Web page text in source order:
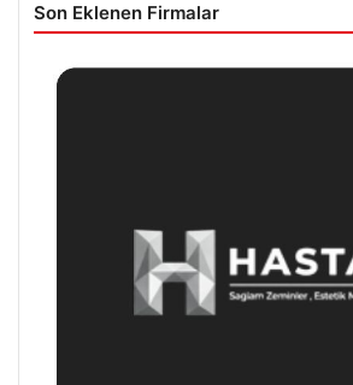
Son Eklenen Firmalar